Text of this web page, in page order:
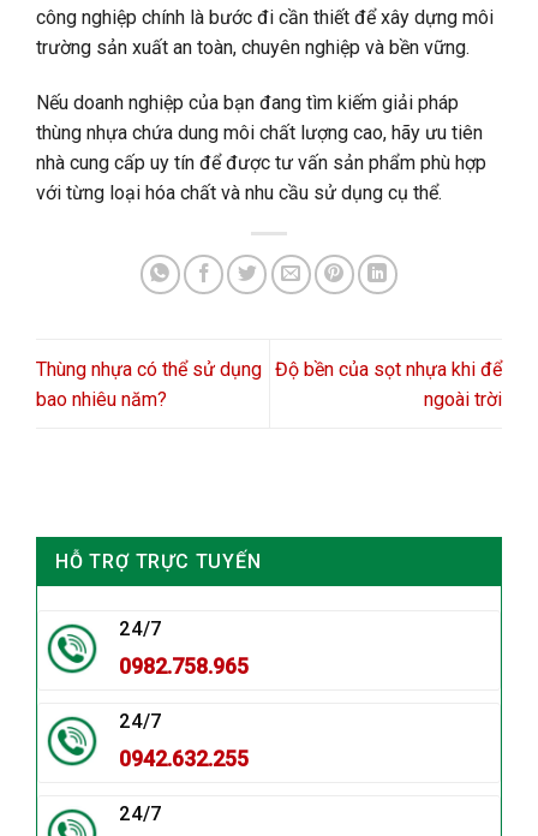
HỖ TRỢ TRỰC TUYẾN
24/7
0982.758.965
24/7
0942.632.255
24/7
công nghiệp chính là bước đi cần thiết để xây dựng môi
trường sản xuất an toàn, chuyên nghiệp và bền vững.
Nếu doanh nghiệp của bạn đang tìm kiếm giải pháp
thùng nhựa chứa dung môi chất lượng cao, hãy ưu tiên
nhà cung cấp uy tín để được tư vấn sản phẩm phù hợp
với từng loại hóa chất và nhu cầu sử dụng cụ thể.
Thùng nhựa có thể sử dụng
bao nhiêu năm?
Độ bền của sọt nhựa khi để
ngoài trời